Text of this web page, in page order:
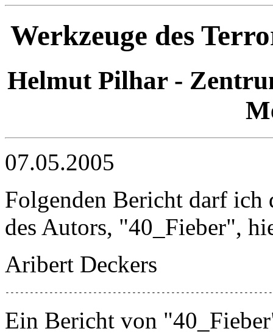
Werkzeuge des
Helmut Pilhar -
07.05.2005
Folgenden Bericht darf
des Autors, "40_Fieber",
Aribert Deckers
Ein Bericht von